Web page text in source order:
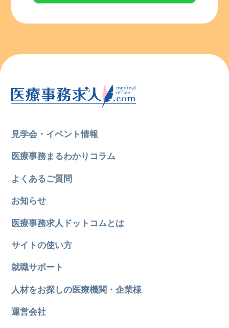
見学会・イベント情報
医療事務まるわかりコラム
よくあるご質問
お知らせ
医療事務求人ドットコムとは
サイトの使い方
就職サポート
人材をお探しの医療機関・企業様
運営会社